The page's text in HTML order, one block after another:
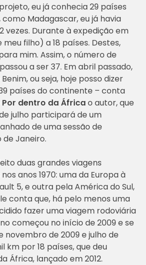
eu já conhecia 29 países
como Madagascar, eu já havia
vezes. Durante à expedição em
meu filho) a 18 países. Destes,
mim. Assim, o número de
a ser 37. Em abril passado,
ou seja, hoje posso dizer
países do continente – conta
Por dentro da Áfricao autor, que
julho participará de um
de uma sessão de
de Janeiro.
duas grandes viagens
anos 1970: uma da Europa à
5, e outra pela América do Sul,
conta que, há pelo menos uma
fazer uma viagem rodoviária
começou no início de 2009 e se
de 2009 e julho de
km por 18 países, que deu
África, lançado em 2012.